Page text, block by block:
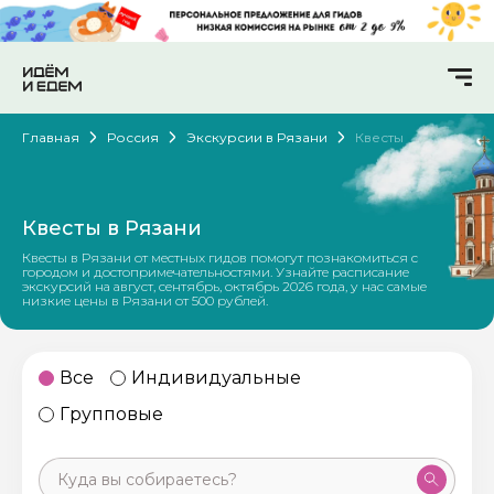
Главная Россия Экскурсии в Рязани Квесты
Квесты в Рязани
Квесты в Рязани от местных гидов помогут познакомиться с
городом и достопримечательностями. Узнайте расписание
экскурсий на август, сентябрь, октябрь 2026 года, у нас самые
низкие цены в Рязани от 500 рублей.
Все
Индивидуальные
Групповые